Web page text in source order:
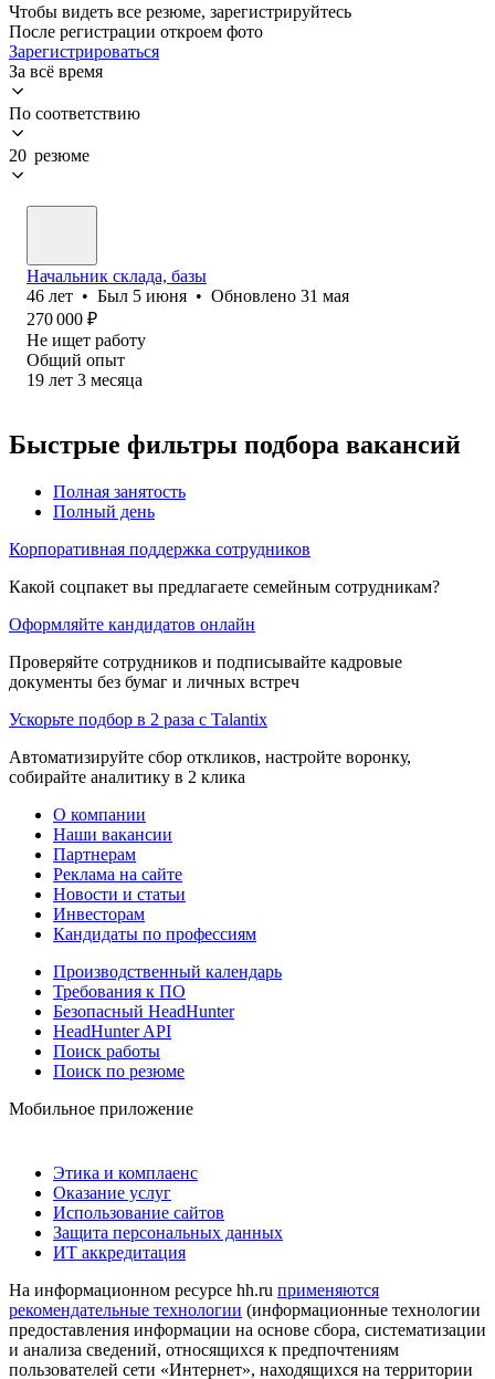
Чтобы видеть все резюме, зарегистрируйтесь
После регистрации откроем фото
Зарегистрироваться
За всё время
По соответствию
20 резюме
Начальник склада, базы
46 лет • Был 5 июня • Обновлено 31 мая
270 000 ₽
Не ищет работу
Общий опыт
19 лет 3 месяца
Быстрые фильтры подбора вакансий
Полная занятость
Полный день
Корпоративная поддержка сотрудников
Какой соцпакет вы предлагаете семейным сотрудникам?
Оформляйте кандидатов онлайн
Проверяйте сотрудников и подписывайте кадровые
документы без бумаг и личных встреч
Ускорьте подбор в 2 раза с Talantix
Автоматизируйте сбор откликов, настройте воронку,
собирайте аналитику в 2 клика
О компании
Наши вакансии
Партнерам
Реклама на сайте
Новости и статьи
Инвесторам
Кандидаты по профессиям
Производственный календарь
Требования к ПО
Безопасный HeadHunter
HeadHunter API
Поиск работы
Поиск по резюме
Мобильное приложение
Этика и комплаенс
Оказание услуг
Использование сайтов
Защита персональных данных
ИТ аккредитация
На информационном ресурсе hh.ru применяются
рекомендательные технологии (информационные технологии
предоставления информации на основе сбора, систематизации
и анализа сведений, относящихся к предпочтениям
пользователей сети «Интернет», находящихся на территории